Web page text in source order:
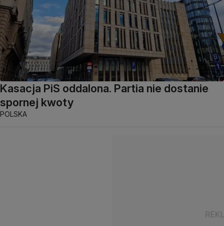
Kasacja PiS oddalona. Partia nie dostanie
spornej kwoty
POLSKA